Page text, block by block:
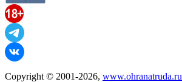
Copyright © 2001-2026, www.ohranatruda.ru